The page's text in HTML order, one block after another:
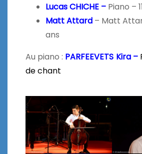
Lucas CHICHE – Piano –
Matt Attard – Matt
ans
Au piano : PARFEEVETS Kira –
de chant